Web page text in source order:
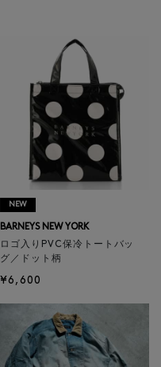
NEW
BARNEYS NEW YORK
ロゴ入りPVC保冷トートバッ
グ／ドット柄
¥6,600